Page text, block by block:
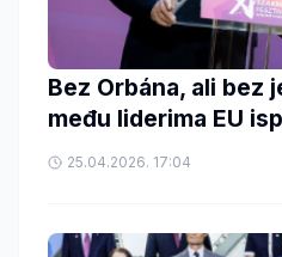
Bez Orbána, ali bez
među liderima EU
25.04.2026. 17:04